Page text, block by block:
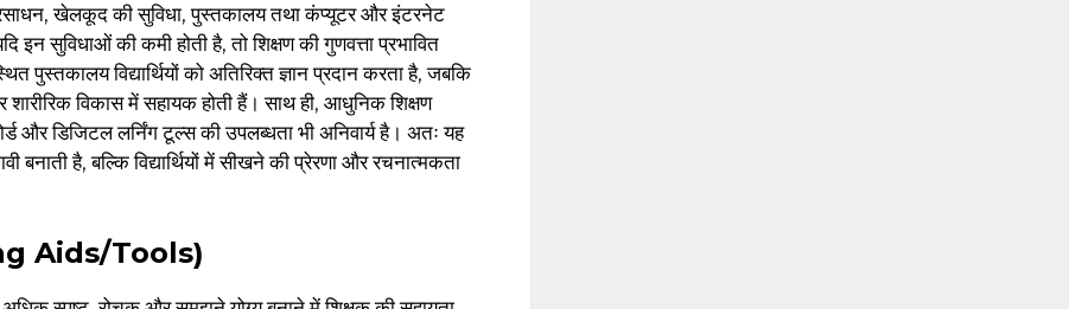
खेलकूद की सुविधा, पुस्तकालय तथा कंप्यूटर और इंटरनेट
सुविधाओं की कमी होती है, तो शिक्षण की गुणवत्ता प्रभावित
पुस्तकालय विद्यार्थियों को अतिरिक्त ज्ञान प्रदान करता है, जबकि
विकास में सहायक होती हैं। साथ ही, आधुनिक शिक्षण
और डिजिटल लर्निंग टूल्स की उपलब्धता भी अनिवार्य है। अतः यह
है, बल्कि विद्यार्थियों में सीखने की प्रेरणा और रचनात्मकता
Aids/Tools)